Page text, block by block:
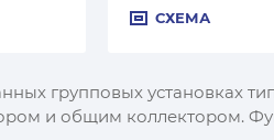
СХЕМА
групповых
и общим коллектором.